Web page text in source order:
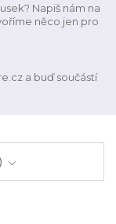
Napiš nám na
něco jen pro
a buď součástí